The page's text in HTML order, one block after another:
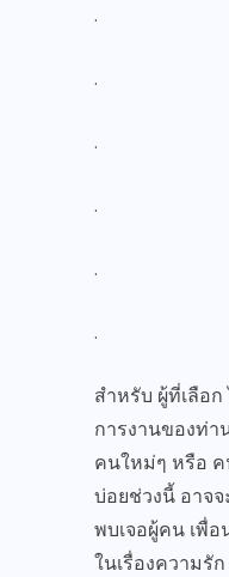
.
.
.
.
.
.
สำหรับ ผู้ที่เลือ
การงานของท่า
คนใหม่ๆ หรือ ค
บ่อยช่วงนี้ อาจ
พบเจอผู้คน เพื่อ
ในเรื่องความรั